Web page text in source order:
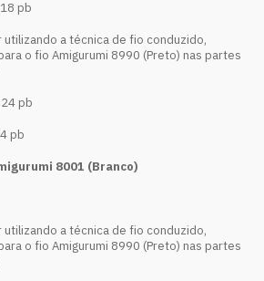
pb
utilizando a técnica de fio conduzido,
o fio Amigurumi 8990 (Preto) nas partes
pb
pb
8001 (Branco)
utilizando a técnica de fio conduzido,
o fio Amigurumi 8990 (Preto) nas partes